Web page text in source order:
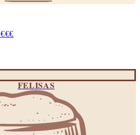
€€€
FELISAS